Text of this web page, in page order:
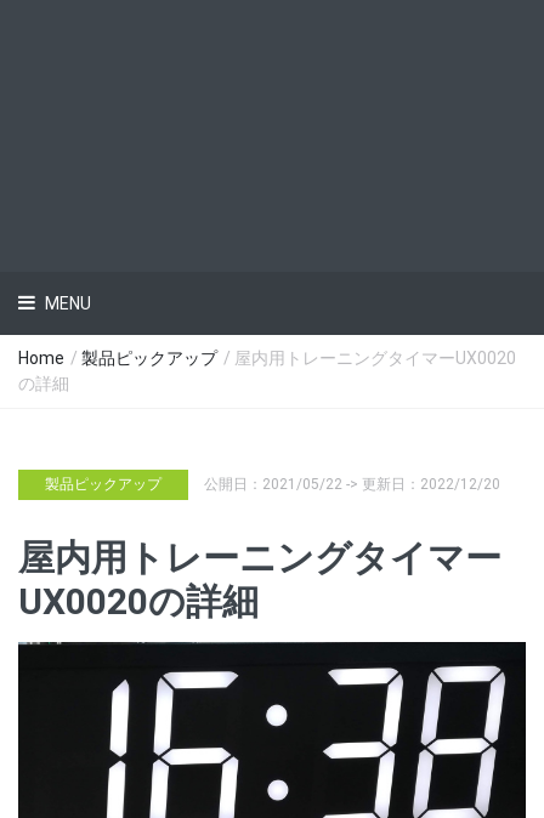
MENU
Home / 製品ピックアップ / 屋内用トレーニングタイマーUX0020
の詳細
製品ピックアップ 公開日：2021/05/22 -> 更新日：2022/12/20
屋内用トレーニングタイマー
UX0020の詳細